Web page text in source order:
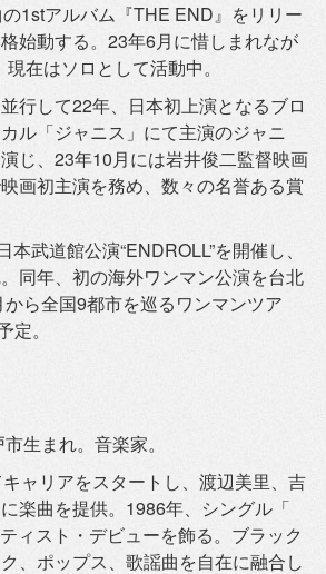
1stアルバム『THE END』をリリー
始動する。 23年6月に惜しまれなが
現在はソロとして活動中。
行して22年、 日本初上演となるブロ
ル「ジャニス」 にて主演のジャニ
じ、 23年10月には岩井俊二監督映画
画初主演を務め、数々の名誉ある賞
本武道館公演“ENDROLL”を開催し、
同年、 初の海外ワンマン公演を台北
ら全国9都市を巡るワンマンツア
定。
生まれ。音楽家。
ャリアをスタートし、渡辺美里、 吉
楽曲を提供。1986年、シングル「
ィスト・デビューを飾る。 ブラック
、ポップス、 歌謡曲を自在に融合し